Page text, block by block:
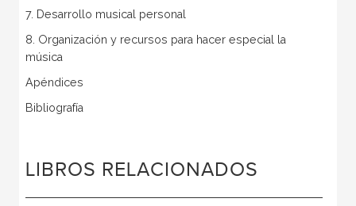
7. Desarrollo musical personal
8. Organización y recursos para hacer especial la
música
Apéndices
Bibliografía
LIBROS RELACIONADOS